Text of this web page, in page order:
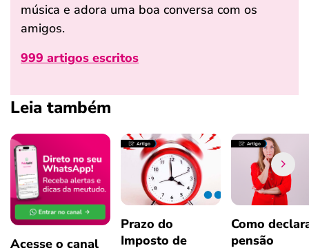
música e adora uma boa conversa com os
amigos.
999 artigos escritos
Leia também
Acesse o canal
Prazo do
Imposto de
Como
pensão